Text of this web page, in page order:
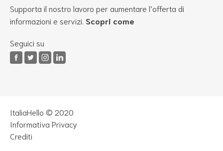
Supporta il nostro lavoro per aumentare l’offerta di
informazioni e servizi. Scopri come
Seguici su
ItaliaHello © 2020
Informativa Privacy
Crediti